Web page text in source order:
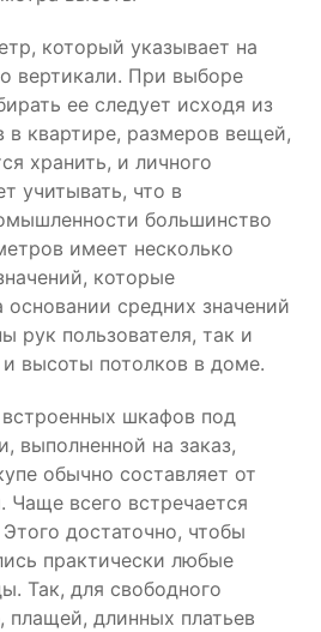
который указывает на
вертикали. При выборе
ее следует исходя из
в квартире, размеров вещей,
хранить, и личного
учитывать, что в
большинство
имеет несколько
которые
основании средних значений
рук пользователя, так и
высоты потолков в доме.
шкафов под
выполненной на заказ,
обычно составляет от
всего встречается
достаточно, чтобы
практически любые
Так, для свободного
длинных платьев